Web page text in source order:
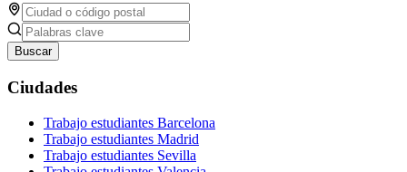
Buscar
Ciudades
Trabajo estudiantes Barcelona
Trabajo estudiantes Madrid
Trabajo estudiantes Sevilla